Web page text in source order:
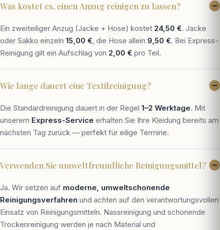
Was kostet es, einen Anzug reinigen zu lassen?
Ein zweiteiliger Anzug (Jacke + Hose) kostet 24,50 €. Jacke
oder Sakko einzeln 15,00 €, die Hose allein 9,50 €. Bei Express-
Reinigung gilt ein Aufschlag von 2,00 € pro Teil.
Wie lange dauert eine Textilreinigung?
Die Standardreinigung dauert in der Regel 1–2 Werktage. Mit
unserem Express-Service erhalten Sie Ihre Kleidung bereits am
nächsten Tag zurück — perfekt für eilige Termine.
Verwenden Sie umweltfreundliche Reinigungsmittel?
Ja. Wir setzen auf moderne, umweltschonende
Reinigungsverfahren und achten auf den verantwortungsvollen
Einsatz von Reinigungsmitteln. Nassreinigung und schonende
Trockenreinigung werden je nach Material und